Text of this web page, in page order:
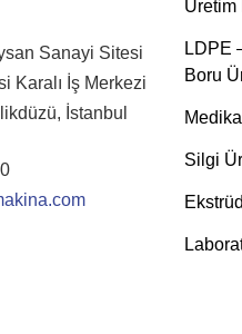
Sanayi Sitesi
Karalı İş Merkezi
İstanbul
Üretim
LDPE
Boru
Silgi